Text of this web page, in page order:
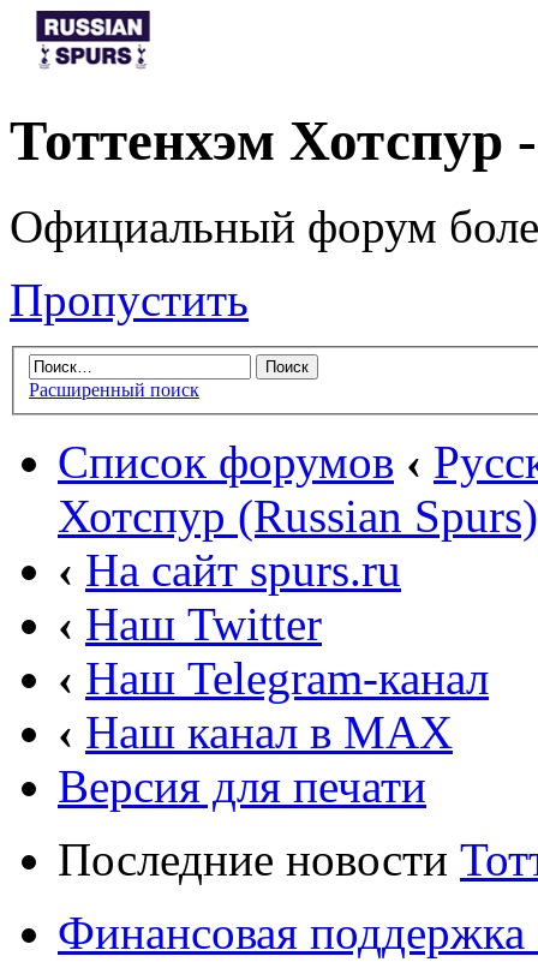
Тоттенхэм
Официальный форум
Пропустить
Расширенный поиск
Список форумов ‹
Хотспур (Russian Spurs)
‹ На сайт spurs.ru
‹ Наш Twitter
‹ Наш Telegram-канал
‹ Наш канал в MAX
Версия для печати
Последние новости
Финансовая поддержка